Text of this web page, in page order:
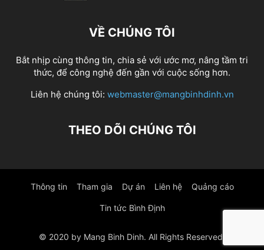
VỀ CHÚNG TÔI
Bắt nhịp cùng thông tin, chia sẻ với ước mơ, nâng tầm tri
thức, để công nghệ đến gần với cuộc sống hơn.
Liên hệ chúng tôi: webmaster@mangbinhdinh.vn
THEO DÕI CHÚNG TÔI
Thông tin Tham gia Dự án Liên hệ Quảng cáo
Tin tức Bình Định
© 2020 by Mang Binh Dinh. All Rights Reserved.